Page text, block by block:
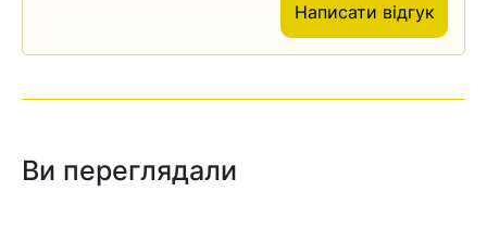
Написати відгук
Ви переглядали